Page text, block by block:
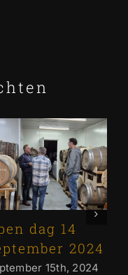
dag 14
2024
15th, 2024